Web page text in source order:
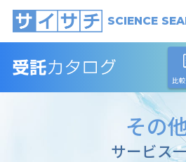
SCIENCE
比
その
サービス